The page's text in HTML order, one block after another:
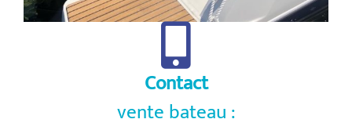
Contact
vente bateau :